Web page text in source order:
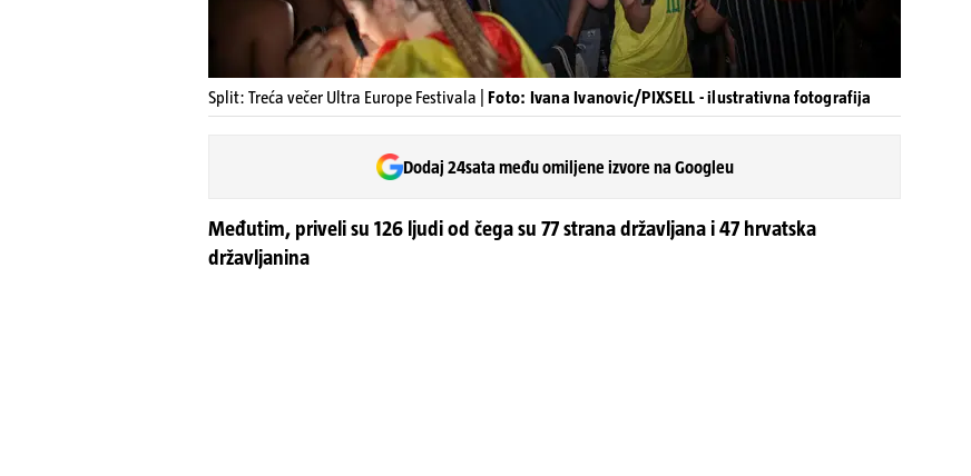
Split: Treća večer Ultra Europe Festivala | Foto: Ivana Ivanovic/PIXSELL - ilustrativna fotografija
Dodaj 24sata među omiljene izvore na Googleu
Međutim, priveli su 126 ljudi od čega su 77 strana državljana i 47 hrvatska
državljanina